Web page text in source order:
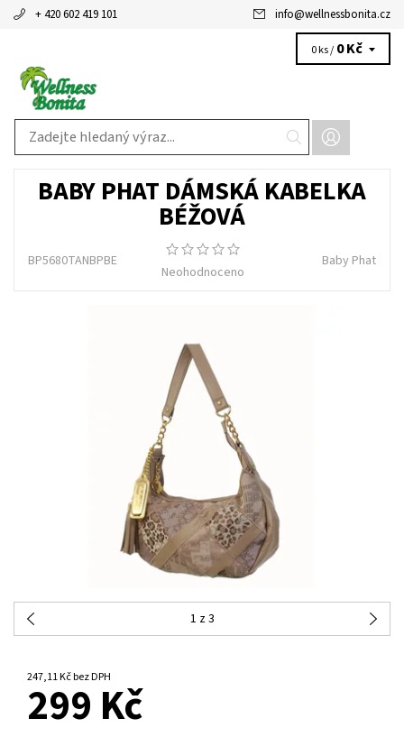
+ 420 602 419 101 info@wellnessbonita.cz
0 ks / 0 Kč
BABY PHAT DÁMSKÁ KABELKA
BÉŽOVÁ
BP5680TANBPBE
Neohodnoceno
Baby Phat
1 z 3
247,11 Kč bez DPH
299 Kč